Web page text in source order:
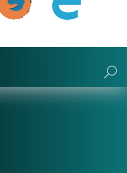
weitermachen (nicht